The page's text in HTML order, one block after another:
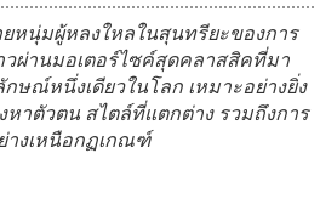
หนุ่มผู้หลงใหลในสุนทรียะของการ
วผ่านมอเตอร์ไซค์สุดคลาสสิคที่มา
ษณ์หนึ่งเดียวในโลก เหมาะอย่างยิ่ง
าตัวตน สไตล์ที่แตกต่าง รวมถึงการ
างเหนือกฏเกณฑ์